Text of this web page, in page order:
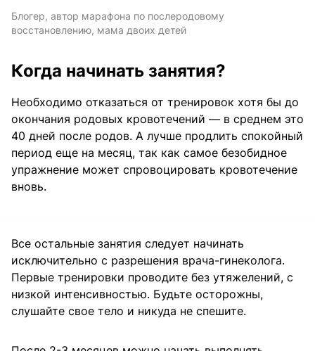
Блогер, автор марафона по послеродовому
восстановлению, мама двоих детей
Когда начинать занятия?
Необходимо отказаться от тренировок хотя бы до
окончания родовых кровотечений — в среднем это
40 дней после родов. А лучше продлить спокойный
период еще на месяц, так как самое безобидное
упражнение может спровоцировать кровотечение
вновь.
Все остальные занятия следует начинать
исключительно с разрешения врача-гинеколога.
Первые тренировки проводите без утяжелений, с
низкой интенсивностью. Будьте осторожны,
слушайте свое тело и никуда не спешите.